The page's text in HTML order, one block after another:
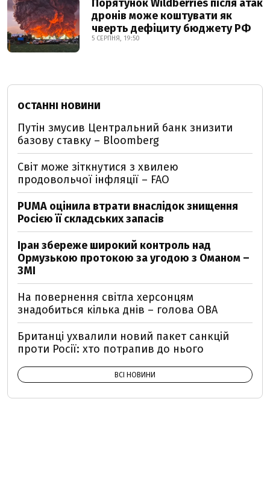
Порятунок Wildberries після атак
дронів може коштувати як
чверть дефіциту бюджету РФ
5 СЕРПНЯ, 19:50
ОСТАННІ НОВИНИ
Путін змусив Центральний банк знизити
базову ставку – Bloomberg
Світ може зіткнутися з хвилею
продовольчої інфляції – FAO
PUMA оцінила втрати внаслідок знищення
Росією її складських запасів
Іран збереже широкий контроль над
Ормузькою протокою за угодою з Оманом –
ЗМІ
На повернення світла херсонцям
знадобиться кілька днів – голова ОВА
Британці ухвалили новий пакет санкцій
проти Росії: хто потрапив до нього
ВСІ НОВИНИ